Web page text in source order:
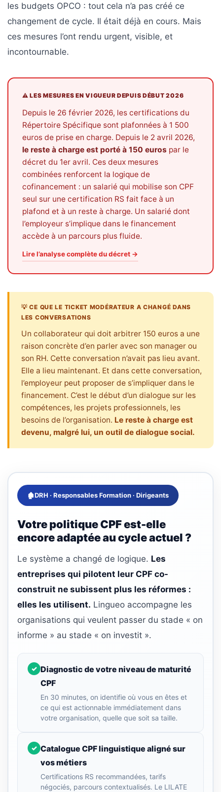
les budgets OPCO : tout cela n’a pas créé ce
changement de cycle. Il était déjà en cours. Mais
ces mesures l’ont rendu urgent, visible, et
incontournable.
⚠️ LES MESURES EN VIGUEUR DEPUIS DÉBUT 2026
Depuis le 26 février 2026, les certifications du
Répertoire Spécifique sont plafonnées à 1 500
euros de prise en charge. Depuis le 2 avril 2026,
le reste à charge est porté à 150 euros par le
décret du 1er avril. Ces deux mesures
combinées renforcent la logique de
cofinancement : un salarié qui mobilise son CPF
seul sur une certification RS fait face à un
plafond et à un reste à charge. Un salarié dont
l’employeur s’implique dans le financement
accède à un parcours plus fluide.
Lire l’analyse complète du décret →
💡 CE QUE LE TICKET MODÉRATEUR A CHANGÉ DANS
LES CONVERSATIONS
Un collaborateur qui doit arbitrer 150 euros a une
raison concrète d’en parler avec son manager ou
son RH. Cette conversation n’avait pas lieu avant.
Elle a lieu maintenant. Et dans cette conversation,
l’employeur peut proposer de s’impliquer dans le
financement. C’est le début d’un dialogue sur les
compétences, les projets professionnels, les
besoins de l’organisation. Le reste à charge est
devenu, malgré lui, un outil de dialogue social.
🏚DRH · Responsables Formation · Dirigeants
Votre politique CPF est-elle
encore adaptée au cycle actuel ?
Le système a changé de logique. Les
entreprises qui pilotent leur CPF co-
construit ne subissent plus les réformes :
elles les utilisent. Lingueo accompagne les
organisations qui veulent passer du stade « on
informe » au stade « on investit ».
✓ Diagnostic de votre niveau de maturité
CPF
En 30 minutes, on identifie où vous en êtes et
ce qui est actionnable immédiatement dans
votre organisation, quelle que soit sa taille.
✓ Catalogue CPF linguistique aligné sur
vos métiers
Certifications RS recommandées, tarifs
négociés, parcours contextualisés. Le LILATE